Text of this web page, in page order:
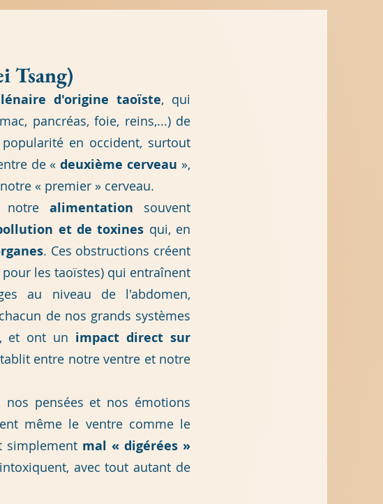
Tsang)
d'origine taoïste, qui
pancréas, foie, reins,...) de
en occident, surtout
de «deuxième cerveau »,
« premier » cerveau.
notre alimentation souvent
et de toxines qui, en
. Ces obstructions créent
pour les taoïstes) qui entraînent
au niveau de l'abdomen,
de nos grands systèmes
et ont un impact direct sur
entre notre ventre et notre
nos pensées et nos émotions
même le ventre comme le
mal « digérées »
avec tout autant de